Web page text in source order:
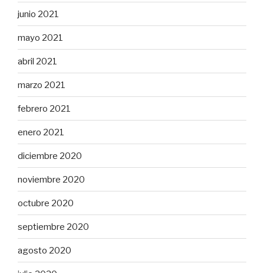
junio 2021
mayo 2021
abril 2021
marzo 2021
febrero 2021
enero 2021
diciembre 2020
noviembre 2020
octubre 2020
septiembre 2020
agosto 2020